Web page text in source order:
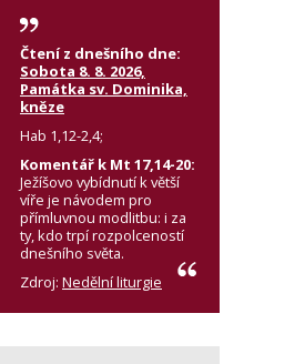
Čtení z dnešního dne:
Sobota 8. 8. 2026,
Památka sv. Dominika,
kněze
Hab 1,12-2,4;
Komentář k Mt 17,14-20:
Ježíšovo vybídnutí k větší
víře je návodem pro
přímluvnou modlitbu: i za
ty, kdo trpí rozpolceností
dnešního světa.
Zdroj: Nedělní liturgie